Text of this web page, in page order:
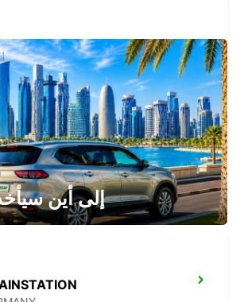
TRUCK CARS IKC
إلى أين